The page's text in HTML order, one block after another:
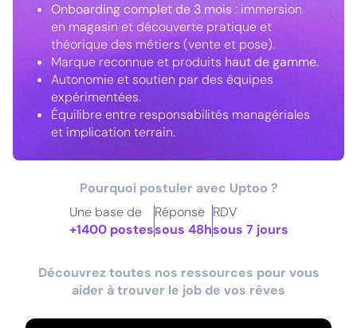
Onboarding complet de 3 mois : immersion
en magasin et découverte pratique et
théorique des métiers (vente et pose).
Marque reconnue et produits haut de gamme.
Autonomie et soutien par des équipes
expérimentées.
Équilibre entre responsabilités managériales
et implication terrain.
Pourquoi postuler avec Uptoo ?
Une base de
+1400 postes
Réponse
sous 48h
RDV
sous 7 jours
Découvrez toutes nos ressources pour vous
aider à trouver le job de vos rêves